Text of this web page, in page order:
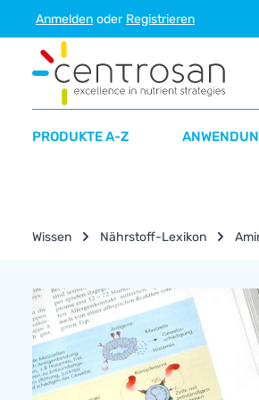
Hauptinhalt springen
Zur Suche springen
Zur Hauptnavigation springen
Anmelden oder Registrieren
PRODUKTE A-Z
Wissen Nährstoff-Lexikon
Nährstoff-Lexikon